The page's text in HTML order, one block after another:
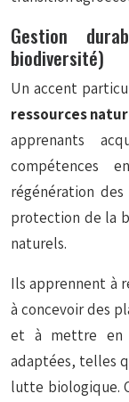
Gestion
biodiversité)
Un accent
ressources
apprenants
compétences
régénération
protection de la
naturels.
Ils apprennent à
à concevoir des
et à mettre en
adaptées, telles
lutte biologique.